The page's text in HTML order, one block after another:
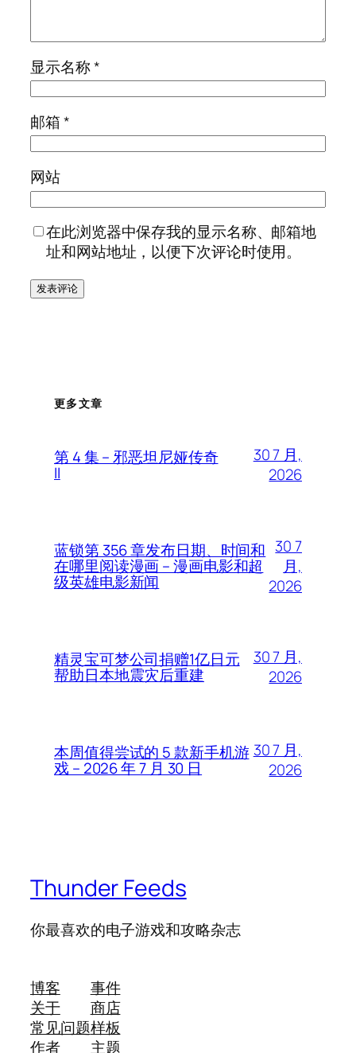
显示名称*
邮箱*
网站
在此浏览器中保存我的显示名称、邮箱地
址和网站地址，以便下次评论时使用。
更多文章
第 4 集 – 邪恶坦尼娅传奇
II
30 7 月,
2026
蓝锁第 356 章发布日期、时间和
在哪里阅读漫画 – 漫画电影和超
级英雄电影新闻
30 7
月,
2026
精灵宝可梦公司捐赠1亿日元
帮助日本地震灾后重建
30 7 月,
2026
本周值得尝试的 5 款新手机游
戏 – 2026 年 7 月 30 日
30 7 月,
2026
Thunder Feeds
你最喜欢的电子游戏和攻略杂志
博客
关于
常见问题
作者
事件
商店
样板
主题